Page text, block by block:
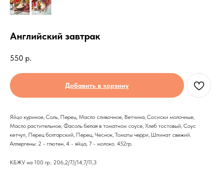
Английский завтрак
550 р.
Добавить в корзину
Яйцо куриное, Соль, Перец, Масло сливочное, Ветчина, Сосиски молочные,
Масло растительное, Фасоль белая в томатном соусе, Хлеб тостовый, Соус
кетчуп, Перец болгарский, Перец, Чеснок, Томаты черри, Шпинат свежий.
Аллергены: 2 - глютен, 4 - яйца, 7 - молоко. 452гр.
КБЖУ на 100 гр.: 206,2/7,1/14,7/11,3